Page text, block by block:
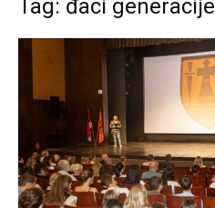
Tag: đaci generacije